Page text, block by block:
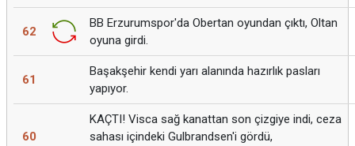
62
BB Erzurumspor'da Obertan oyundan çıktı, Oltan
oyuna girdi.
61
Başakşehir kendi yarı alanında hazırlık pasları
yapıyor.
60
KAÇTI! Visca sağ kanattan son çizgiye indi, ceza
sahası içindeki Gulbrandsen'i gördü,